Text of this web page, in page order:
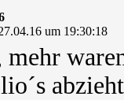
um 19:30:18
mehr